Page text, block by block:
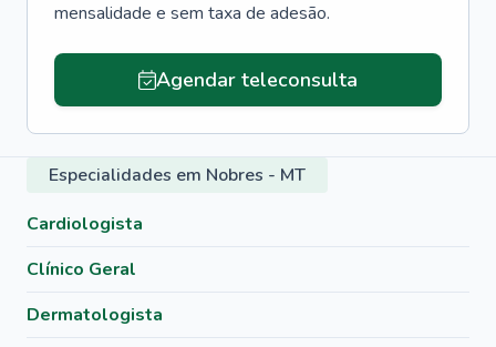
mensalidade e sem taxa de adesão.
Agendar teleconsulta
Especialidades em Nobres - MT
Cardiologista
Clínico Geral
Dermatologista